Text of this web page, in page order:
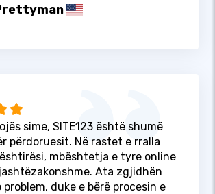
sime, SITE123 është shumë
përdoruesit. Në rastet e rralla
mbështetja e tyre online
Ata zgjidhën
duke e bërë procesin e